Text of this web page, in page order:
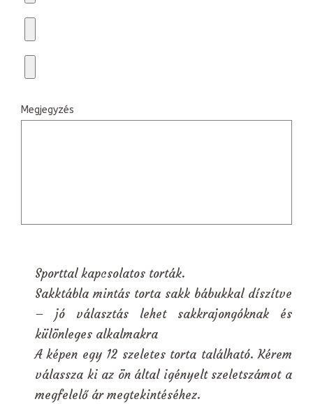
Megjegyzés
Sporttal kapcsolatos torták.
Sakktábla mintás torta sakk bábukkal díszítve
– jó választás lehet sakkrajongóknak és
különleges alkalmakra
A képen egy 12 szeletes torta található. Kérem
válassza ki az ön által igényelt szeletszámot a
megfelelő ár megtekintéséhez.